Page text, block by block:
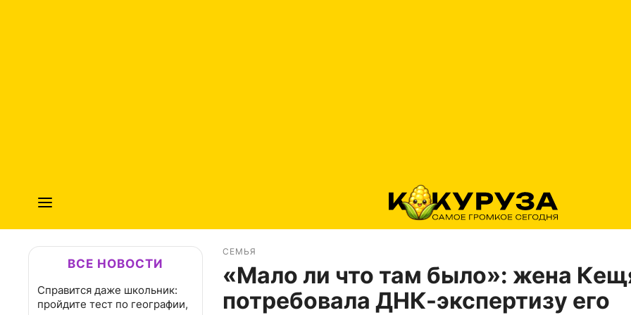
ВСЕ НОВОСТИ
Справится даже школьник:
пройдите тест по географии,
СЕМЬЯ
«Мало ли что там было»: жена
потребовала ДНК-экспертизу его